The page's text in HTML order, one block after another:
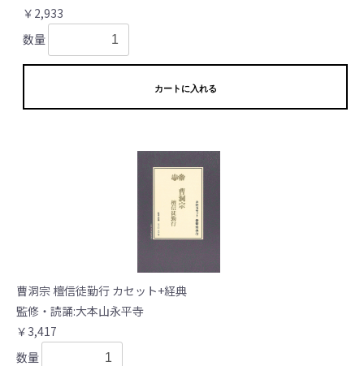
￥2,933
数量
カートに入れる
曹洞宗 檀信徒勤行 カセット+経典
監修・読誦:大本山永平寺
￥3,417
数量